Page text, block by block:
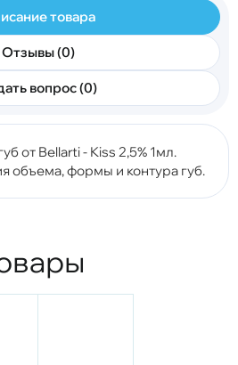
товара
Отзывы (0)
вопрос (0)
от Bellarti - Kiss 2,5% 1мл.
объема, формы и контура губ.